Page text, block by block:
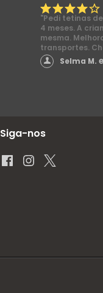
"Pedi tetinas
4 meses. A
mesma.
transportes.
Selma M.
Siga-nos